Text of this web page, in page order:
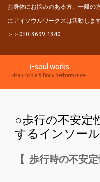
ン
お身体にお悩みのある方、一般の
にアイソウルワークスは活動しま
＞＞050-3699-1340
i-soul works
-Isaji insole & Body performance-
○歩行の不安定
するインソール
【 歩行時の不安